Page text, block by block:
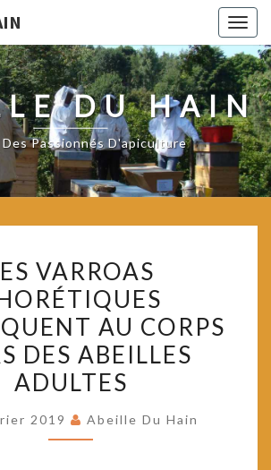
DU HAIN
Passionnés D'apiculture
VARROAS
PHORÉTIQUES
S’ATTAQUENT
AU
CORPS
GRAS
DES
ABEILLES
VARROAS
AU CORPS
DES ABEILLES
ADULTES
2019 Abeille Du Hain